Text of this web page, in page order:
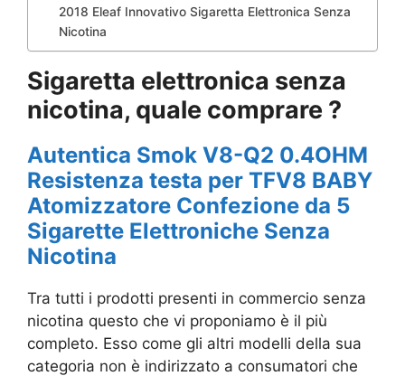
2018 Eleaf Innovativo Sigaretta Elettronica Senza
Nicotina
Sigaretta elettronica senza
nicotina, quale comprare ?
Autentica Smok V8-Q2 0.4OHM
Resistenza testa per TFV8 BABY
Atomizzatore Confezione da 5
Sigarette Elettroniche Senza
Nicotina
Tra tutti i prodotti presenti in commercio senza
nicotina questo che vi proponiamo è il più
completo. Esso come gli altri modelli della sua
categoria non è indirizzato a consumatori che